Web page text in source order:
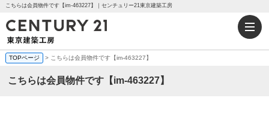
こちらは会員物件です【im-463227】｜センチュリー21東京建築工房
TOPページ > こちらは会員物件です【im-463227】
こちらは会員物件です【im-463227】